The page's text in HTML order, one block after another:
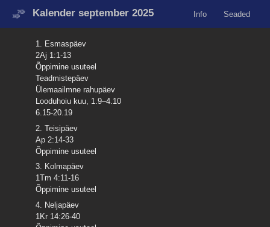
Kalender september 2025 Info Seaded
1. Esmaspäev
2Aj 1:1-13
Õppimine usuteel
Teadmistepäev
Ülemaailmne rahupäev
Looduhoiu kuu, 1.9–4.10
6.15-20.19
2. Teisipäev
Ap 2:14-33
Õppimine usuteel
3. Kolmapäev
1Tm 4:11-16
Õppimine usuteel
4. Neljapäev
1Kr 14:26-40